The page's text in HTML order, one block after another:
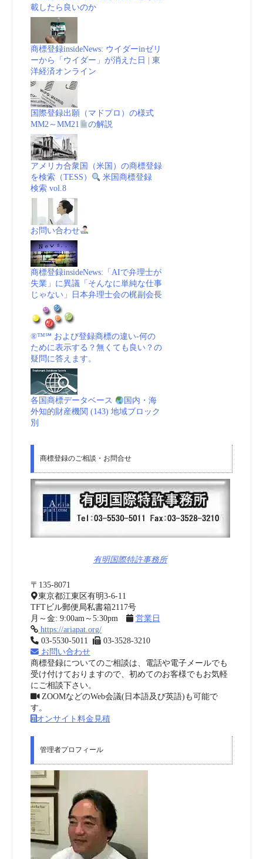
載したら良いのか
商標登録insideNews: ウイダーinゼリ
ーから「ウイダー」が消えた日 | 東
洋経済オンライン
国際登録出願（マドプロ）の様式
MM2～MM21
の解説
アメリカ合衆国（米国）の商標登録
を検索（TESS）
米国商標登録
検索 vol.8
お問い合わせ
商標登録insideNews:「AIで弁理士が
失業」に異議「そんなに単純な仕事
じゃない」日本弁理士会の梶副会長
®™℠ および登録商標の違い-何の
ために表示する？無くても良い？の
疑問に答えます。
各国商標データベース
国内・海
外知的財産機関 (143) 地域ブロック
別
商標登録のご相談・お問合せ
有明国際特許事務所
〒135-8071
東京都江東区有明3-6-11
TFTビル郵便局私書箱2117号
月～金: 9:00am～5:30pm
営業日
https://ariapat.org/
03-5530-5011
03-3528-3210
お問い合わせ
商標登録についてのご相談は、電話や電子メールでも
受け付けておりますので、初めてのお客様でもお気軽
にご相談下さい。
ZOOMなどのWeb会議(日本語及び英語)も可能で
す。
オンサイト料金見積
管理者プロフィール